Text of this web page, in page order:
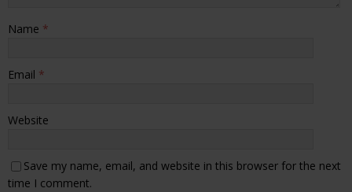
Name *
Email *
Website
Save my name, email, and website in this browser for the next
time I comment.